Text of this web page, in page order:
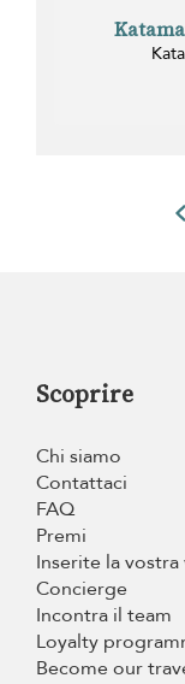
Scoprire
Chi siamo
Contattaci
FAQ
Premi
Inserite la vostra
Concierge
Incontra il team
Loyalty
Become our